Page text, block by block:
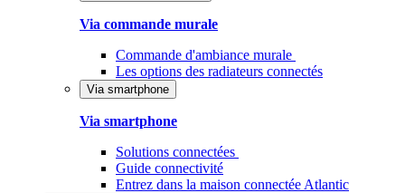
Via commande murale
Commande d'ambiance murale
Les options des radiateurs connectés
Via smartphone
Via smartphone
Solutions connectées
Guide connectivité
Entrez dans la maison connectée Atlantic